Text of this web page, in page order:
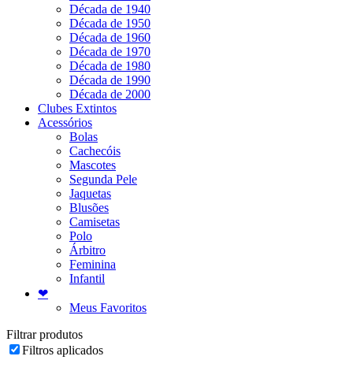
Década de 1940
Década de 1950
Década de 1960
Década de 1970
Década de 1980
Década de 1990
Década de 2000
Clubes Extintos
Acessórios
Bolas
Cachecóis
Mascotes
Segunda Pele
Jaquetas
Blusões
Camisetas
Polo
Árbitro
Feminina
Infantil
❤
Meus Favoritos
Filtrar produtos
Filtros aplicados